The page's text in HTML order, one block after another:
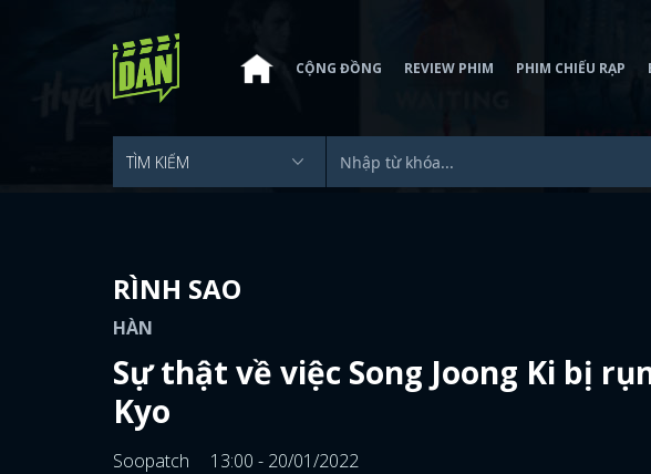
CỘNG ĐỒNG REVIEW PHIM PHIM CHIẾU RẠP
RÌNH SAO
HÀN
Sự thật về việc Song Joong Ki bị
Kyo
Soopatch
13:00 - 20/01/2022